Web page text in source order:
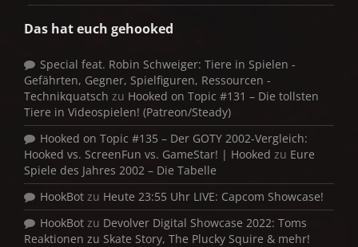
Das hat euch gehooked
Special feat. Robin Schweiger: Tiere in Spielen -
Gefährten, Gegner, Spielfiguren, Ressourcen -
Technikquatsch zu Hooked on Topic #131 – Die tollsten
Tiere in Videospielen! (Patreon/Steady)
Hooked on Topic #135 – Der GOTY 2002-Vergleich:
Hooked vs. ScreenFun vs. GameStar! | Hooked zu Eure
Spiele des Jahres 2002 – Die Tabelle
HookBot zu Heute 23:55 Uhr LIVE: Capcom Showcase!
HookBot zu Devolver Digital Showcase 2022: Toms
Reaktionen zu Skate Story, The Plucky Squire & mehr!